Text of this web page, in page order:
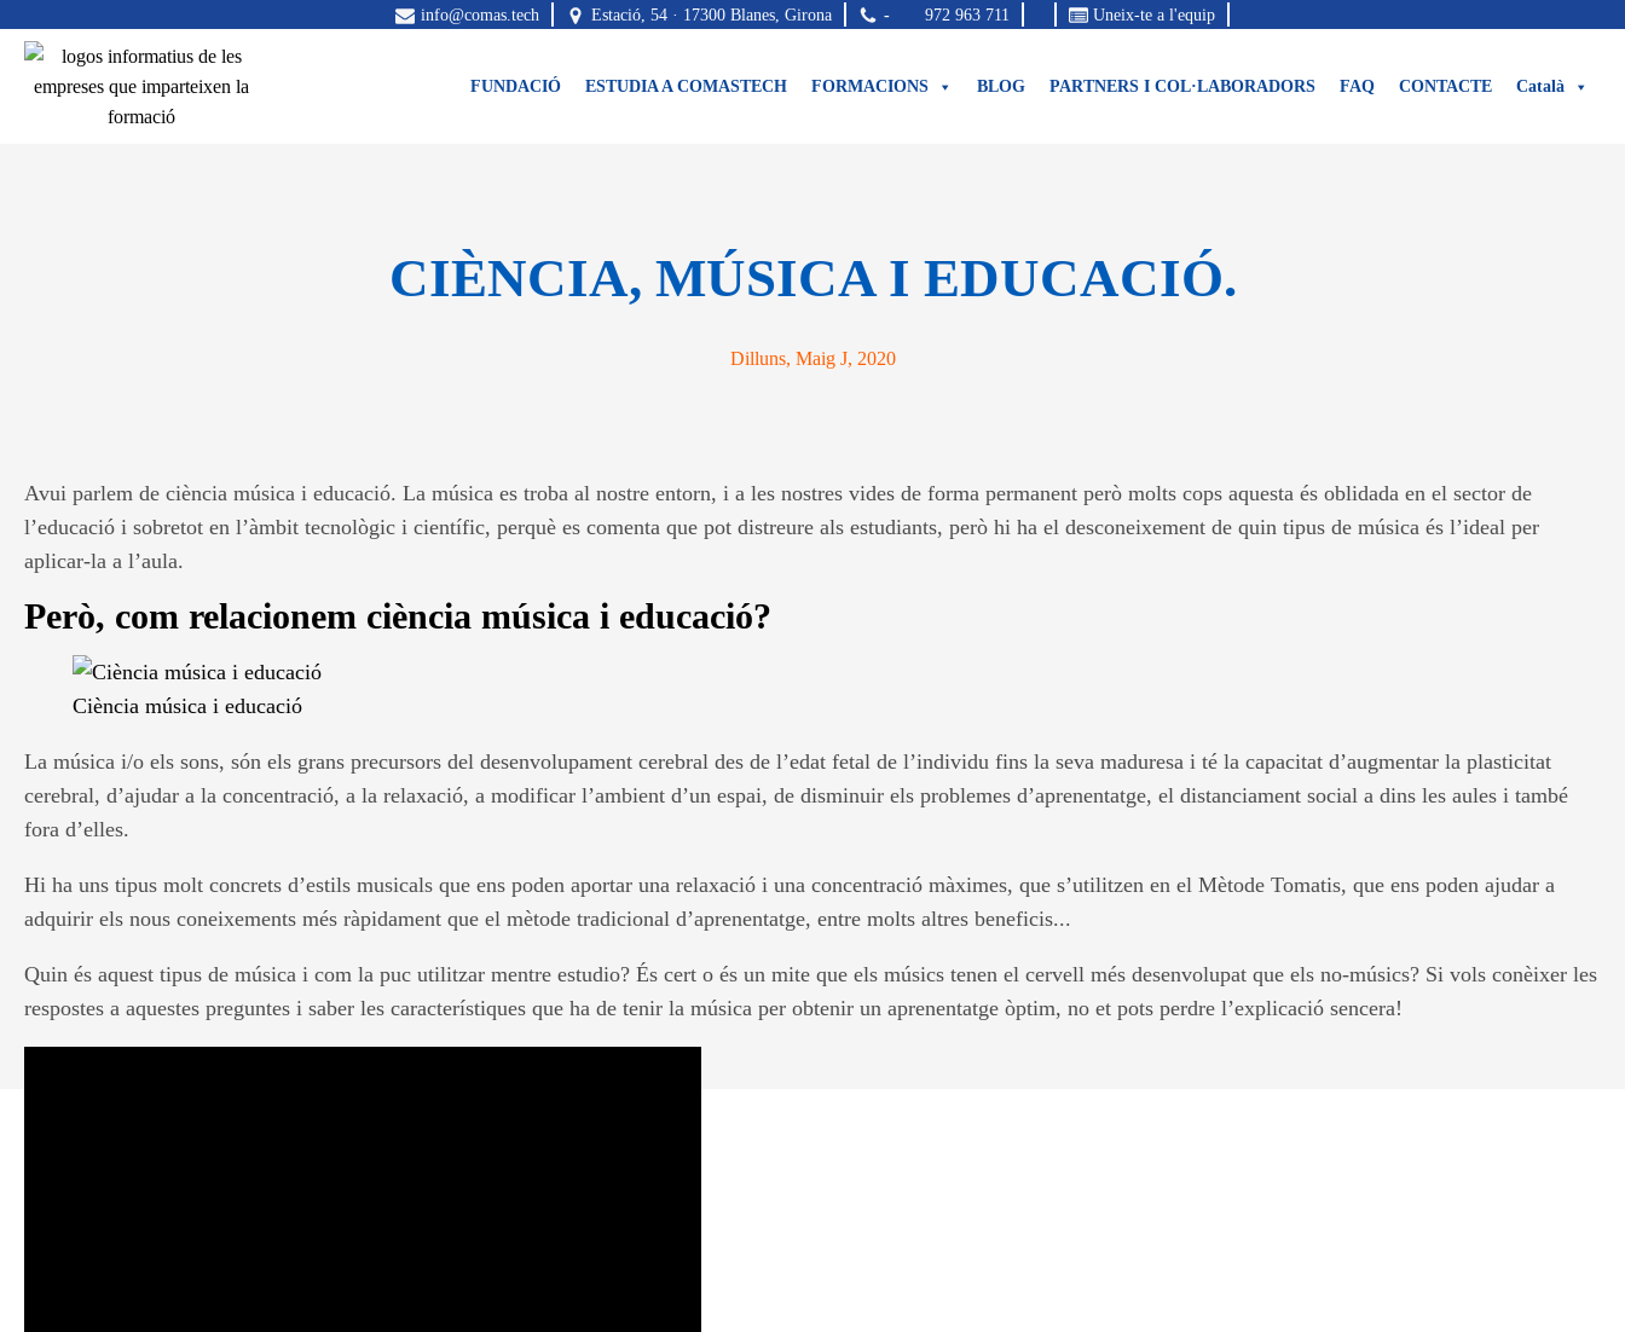
info@comas.tech Estació, 54 · 17300 Blanes, Girona - 972 963 711 Uneix-te a l'equip
FUNDACIÓ ESTUDIA A COMASTECH FORMACIONS BLOG PARTNERS I COL·LABORADORS FAQ CONTACTE Català
CIÈNCIA, MÚSICA I EDUCACIÓ.
Dilluns, Maig J, 2020
Avui parlem de ciència música i educació. La música es troba al nostre entorn, i a les nostres vides de forma permanent però molts cops aquesta és oblidada en el sector de
l’educació i sobretot en l’àmbit tecnològic i científic, perquè es comenta que pot distreure als estudiants, però hi ha el desconeixement de quin tipus de música és l’ideal per
aplicar-la a l’aula.
Però, com relacionem ciència música i educació?
Ciència música i educació
La música i/o els sons, són els grans precursors del desenvolupament cerebral des de l’edat fetal de l’individu fins la seva maduresa i té la capacitat d’augmentar la plasticitat
cerebral, d’ajudar a la concentració, a la relaxació, a modificar l’ambient d’un espai, de disminuir els problemes d’aprenentatge, el distanciament social a dins les aules i també
fora d’elles.
Hi ha uns tipus molt concrets d’estils musicals que ens poden aportar una relaxació i una concentració màximes, que s’utilitzen en el Mètode Tomatis, que ens poden ajudar a
adquirir els nous coneixements més ràpidament que el mètode tradicional d’aprenentatge, entre molts altres beneficis...
Quin és aquest tipus de música i com la puc utilitzar mentre estudio? És cert o és un mite que els músics tenen el cervell més desenvolupat que els no-músics? Si vols conèixer les
respostes a aquestes preguntes i saber les característiques que ha de tenir la música per obtenir un aprenentatge òptim, no et pots perdre l’explicació sencera!